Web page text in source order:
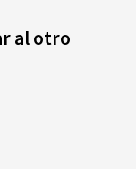
al otro